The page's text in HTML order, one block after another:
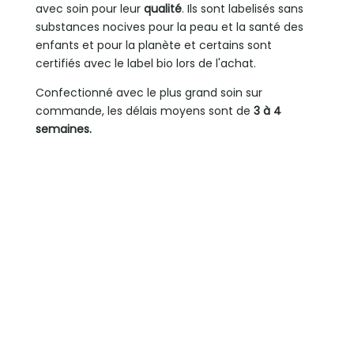
avec soin pour leur qualité. Ils sont labelisés sans
substances nocives pour la peau et la santé des
enfants et pour la planète et certains sont
certifiés avec le label bio lors de l'achat.
Confectionné avec le plus grand soin sur
commande, les délais moyens sont de 3 à 4
semaines.